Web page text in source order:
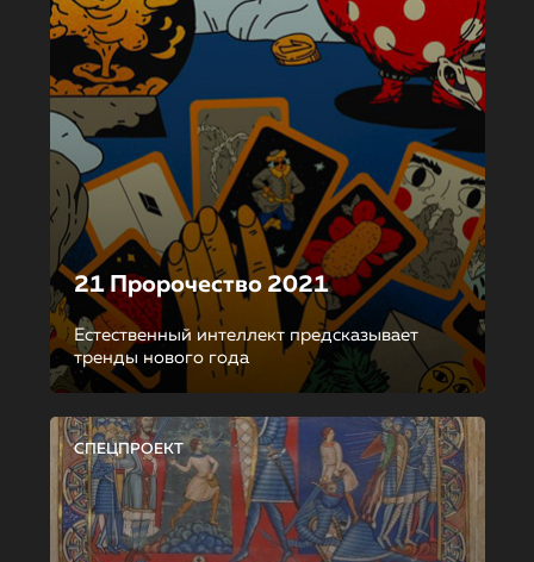
21 Пророчество 2021
Естественный интеллект предсказывает
тренды нового года
СПЕЦПРОЕКТ